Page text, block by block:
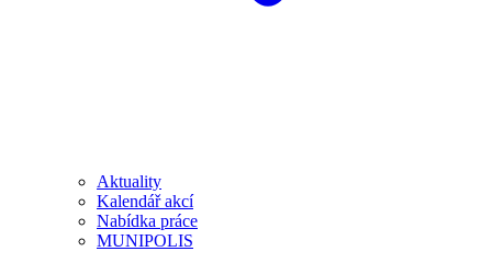
Aktuality
Kalendář akcí
Nabídka práce
MUNIPOLIS